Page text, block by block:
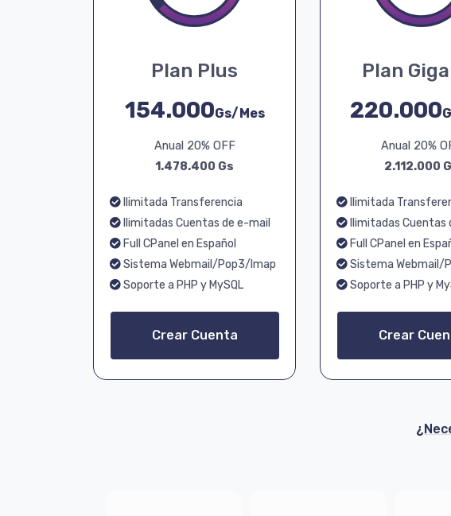
Plan Plus
154.000Gs/Mes
Anual 20% OFF
1.478.400 Gs
Ilimitada Transferencia
Ilimitadas Cuentas de e-mail
Full CPanel en Español
Sistema Webmail/Pop3/Imap
Soporte a PHP y MySQL
Crear Cuenta
Plan
220.000
Anual 20%
2.112.000
Ilimitada
Ilimitadas Cuentas
Full CPanel en
Sistema Webmail/
Soporte a PHP y
Crear